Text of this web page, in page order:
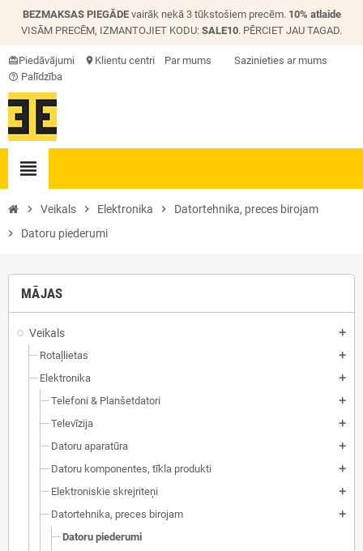
BEZMAKSAS PIEGĀDE vairāk nekā 3 tūkstošiem precēm. 10% atlaide
VISĀM PRECĒM, IZMANTOJIET KODU: SALE10. PĒRCIET JAU TAGAD.
card_giftcardPiedāvājumi location_onKlientu centri Par mums Sazinieties ar mums
help_outline Palīdzība
view_headline
chevron_right Veikals chevron_right Elektronika chevron_right
Datortehnika, preces birojam
chevron_right
Datoru piederumi
MĀJAS
Veikals add
Rotaļlietas add
Elektronika add
Telefoni & Planšetdatori add
Televīzija add
Datoru aparatūra add
Datoru komponentes, tīkla produkti add
Elektroniskie skrejriteņi add
Datortehnika, preces birojam add
Datoru piederumi